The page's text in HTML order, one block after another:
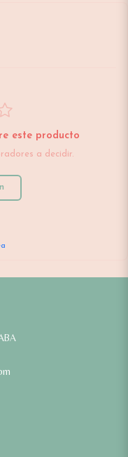
este producto
a decidir.